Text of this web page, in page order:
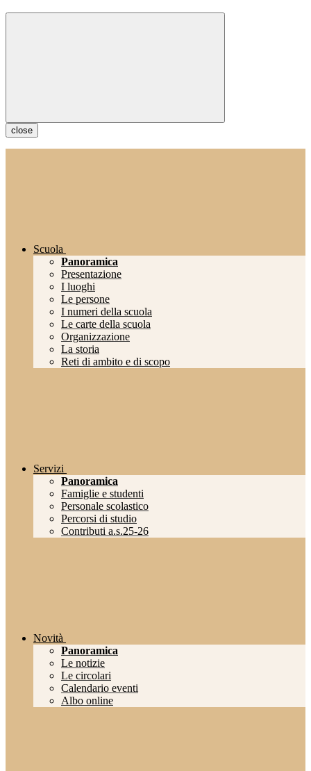
close
Scuola
Panoramica
Presentazione
I luoghi
Le persone
I numeri della scuola
Le carte della scuola
Organizzazione
La storia
Reti di ambito e di scopo
Servizi
Panoramica
Famiglie e studenti
Personale scolastico
Percorsi di studio
Contributi a.s.25-26
Novità
Panoramica
Le notizie
Le circolari
Calendario eventi
Albo online